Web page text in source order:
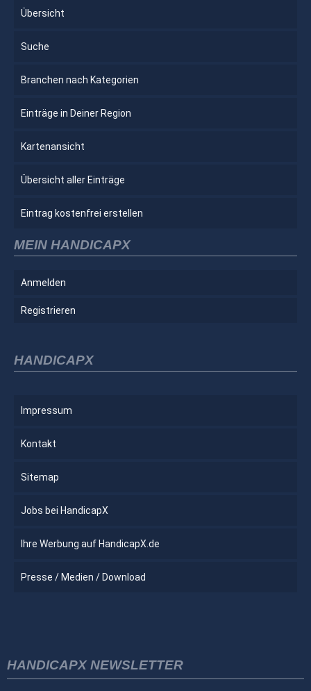
Übersicht
Suche
Branchen nach Kategorien
Einträge in Deiner Region
Kartenansicht
Übersicht aller Einträge
Eintrag kostenfrei erstellen
MEIN HANDICAPX
Anmelden
Registrieren
HANDICAPX
Impressum
Kontakt
Sitemap
Jobs bei HandicapX
Ihre Werbung auf HandicapX.de
Presse / Medien / Download
HANDICAPX NEWSLETTER